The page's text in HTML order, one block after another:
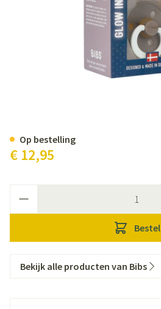
€ 12,95
Bestel
Op bestelling
Bekijk alle producten van Bibs